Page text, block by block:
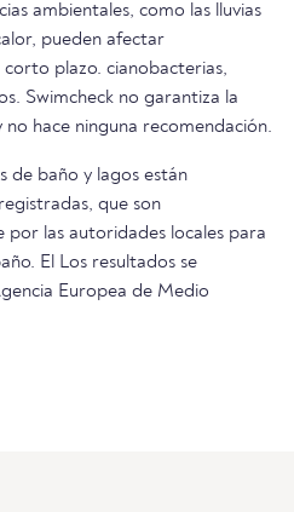
ambientales, como las lluvias
pueden afectar
plazo. cianobacterias,
Swimcheck no garantiza la
hace ninguna recomendación.
de baño y lagos están
que son
por las autoridades locales para
El Los resultados se
Europea de Medio